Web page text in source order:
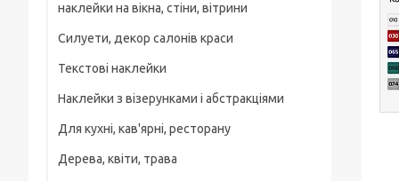
наклейки на вікна, стіни, вітрини
Силуети, декор салонів краси
Текстові наклейки
Наклейки з візерунками і абстракціями
Для кухні, кав'ярні, ресторану
Дерева, квіти, трава